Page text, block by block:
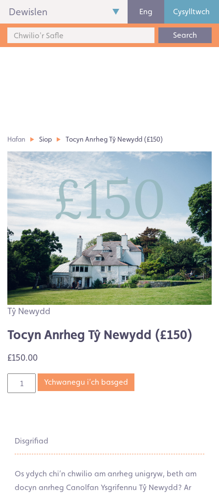
Dewislen Eng Cysylltwch
Search
Hafan Siop Tocyn Anrheg Tŷ Newydd (£150)
Tŷ Newydd
Tocyn Anrheg Tŷ Newydd (£150)
£150.00
Ychwanegu i’ch basged
Disgrifiad
Os ydych chi’n chwilio am anrheg unigryw, beth am
docyn anrheg Canolfan Ysgrifennu Tŷ Newydd? Ar